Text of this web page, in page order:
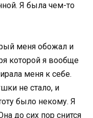
Я была чем-то
меня обожал и
которой я вообще
меня к себе.
не стало, и
было некому. Я
до сих пор снится